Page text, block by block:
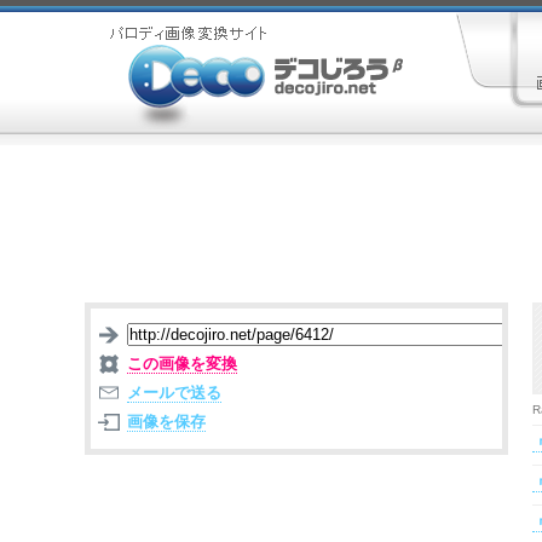
この画像を変換
メールで送る
画像を保存